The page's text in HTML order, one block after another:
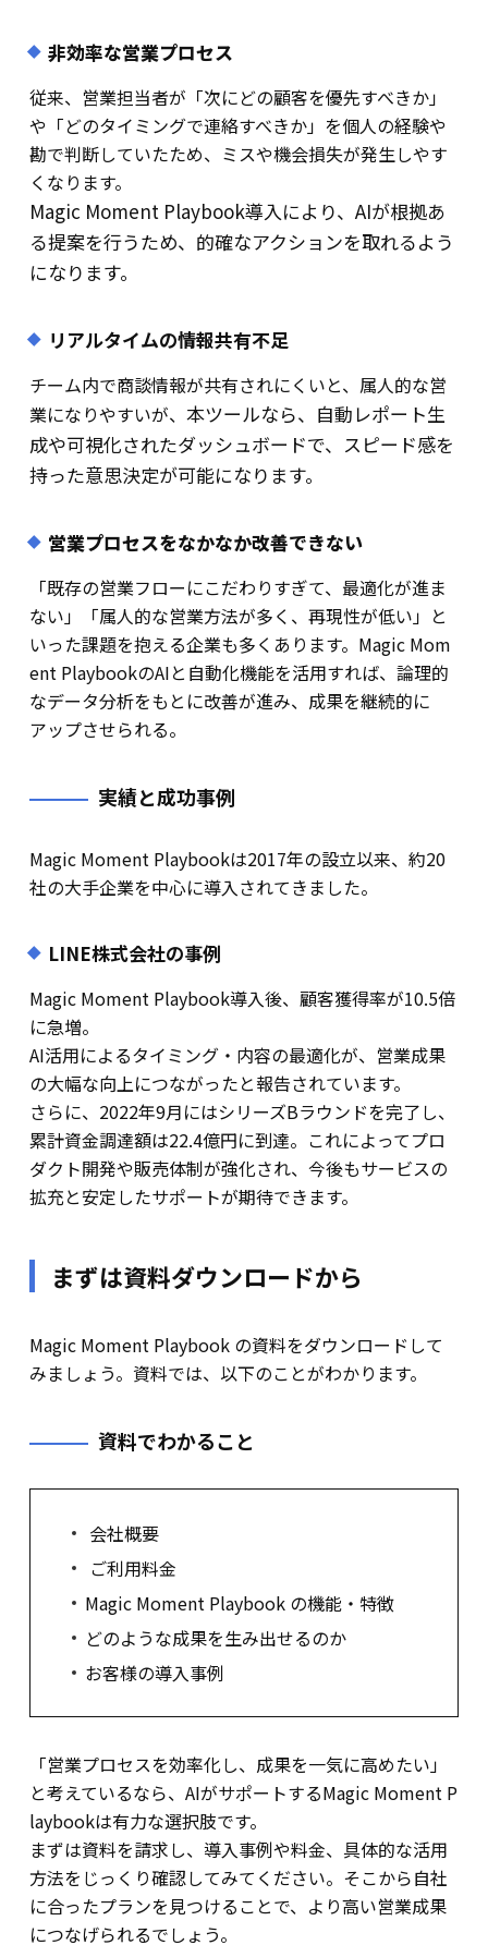
非効率な営業プロセス
従来、営業担当者が「次にどの顧客を優先すべきか」
や「どのタイミングで連絡すべきか」を個人の経験や
勘で判断していたため、ミスや機会損失が発生しやす
くなります。
Magic Moment Playbook導入により、 AIが根拠あ
る提案を行うため、 的確なアクションを取れるよう
になります。
リアルタイムの情報共有不足
チーム内で商談情報が共有されにく いと、属人的な営
業になりやすいが、 本ツールなら、 自動レポート生
成や可視化されたダッシュボードで、 スピード感を
持った意思決定が可能になります。
営業プロセスをなかなか改善できない
「既存の営業フローにこだわりすぎて、最適化が進ま
ない」「属人的な営業方法が多く、再現性が低い」と
いった課題を抱える企業も多くあります。Magic Mom
ent PlaybookのAIと自動化機能を活用すれば、論理的
なデータ分析をもとに改善が進み、成果を継続的に
アップさせられる。
実績と成功事例
Magic Moment Playbookは2017年の設立以来、約20
社の大手企業を中心に導入されてきました。
LINE株式会社の事例
Magic Moment Playbook導入後、顧客獲得率が10.5倍
に急増。
AI活用によるタイミング・内容の最適化が、営業成果
の大幅な向上につながったと報告されています。
さらに、2022年9月にはシリーズBラウンドを完了し、
累計資金調達額は22.4億円に到達。これによってプロ
ダクト開発や販売体制が強化され、今後もサービスの
拡充と安定したサポートが期待できます。
まずは資料ダウンロードから
Magic Moment Playbook の資料をダウンロードして
みましょう。資料では、以下のことがわかります。
資料でわかること
会社概要
ご利用料金
Magic Moment Playbook の機能・特徴
どのような成果を生み出せるのか
お客様の導入事例
「営業プロセスを効率化し、成果を一気に高めたい」
と考えているなら、AIがサポートするMagic Moment P
laybookは有力な選択肢です。
まずは資料を請求し、導入事例や料金、具体的な活用
方法をじっくり確認してみてください。そこから自社
に合ったプランを見つけることで、より高い営業成果
につなげられるでしょう。